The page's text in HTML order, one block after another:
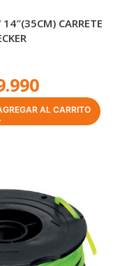
CARRETE
AL CARRITO